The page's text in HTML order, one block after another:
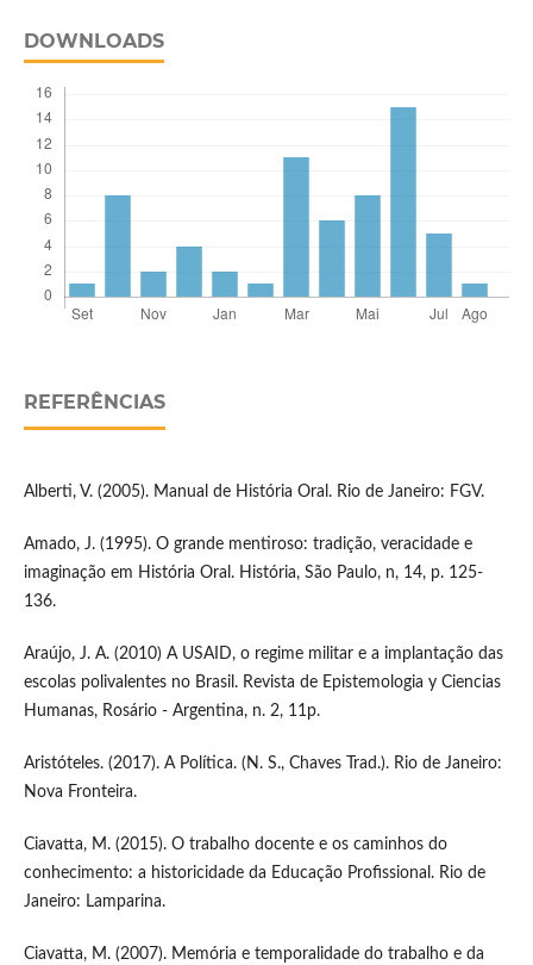
DOWNLOADS
REFERÊNCIAS
Alberti, V. (2005). Manual de História Oral. Rio de Janeiro: FGV.
Amado, J. (1995). O grande mentiroso: tradição, veracidade e
imaginação em História Oral. História, São Paulo, n, 14, p. 125-
136.
Araújo, J. A. (2010) A USAID, o regime militar e a implantação das
escolas polivalentes no Brasil. Revista de Epistemologia y Ciencias
Humanas, Rosário - Argentina, n. 2, 11p.
Aristóteles. (2017). A Política. (N. S., Chaves Trad.). Rio de Janeiro:
Nova Fronteira.
Ciavatta, M. (2015). O trabalho docente e os caminhos do
conhecimento: a historicidade da Educação Profissional. Rio de
Janeiro: Lamparina.
Ciavatta, M. (2007). Memória e temporalidade do trabalho e da